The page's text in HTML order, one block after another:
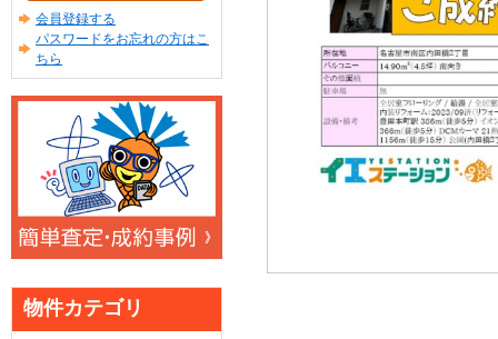
会員登録する
パスワードをお忘れの方はこ
ちら
物件カテゴリ